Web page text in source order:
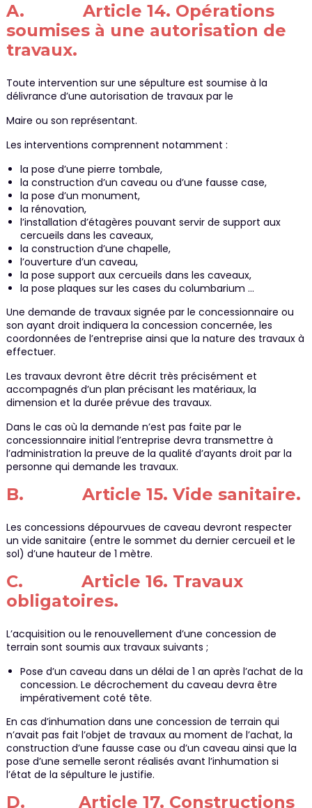
A. Article 14. Opérations
soumises à une autorisation de
travaux.
Toute intervention sur une sépulture est soumise à la
délivrance d’une autorisation de travaux par le
Maire ou son représentant.
Les interventions comprennent notamment :
la pose d’une pierre tombale,
la construction d’un caveau ou d’une fausse case,
la pose d’un monument,
la rénovation,
l’installation d’étagères pouvant servir de support aux
cercueils dans les caveaux,
la construction d’une chapelle,
l’ouverture d’un caveau,
la pose support aux cercueils dans les caveaux,
la pose plaques sur les cases du columbarium …
Une demande de travaux signée par le concessionnaire ou
son ayant droit indiquera la concession concernée, les
coordonnées de l’entreprise ainsi que la nature des travaux à
effectuer.
Les travaux devront être décrit très précisément et
accompagnés d’un plan précisant les matériaux, la
dimension et la durée prévue des travaux.
Dans le cas où la demande n’est pas faite par le
concessionnaire initial l’entreprise devra transmettre à
l’administration la preuve de la qualité d’ayants droit par la
personne qui demande les travaux.
B. Article 15. Vide sanitaire.
Les concessions dépourvues de caveau devront respecter
un vide sanitaire (entre le sommet du dernier cercueil et le
sol) d’une hauteur de 1 mètre.
C. Article 16. Travaux
obligatoires.
L’acquisition ou le renouvellement d’une concession de
terrain sont soumis aux travaux suivants ;
Pose d’un caveau dans un délai de 1 an après l’achat de la
concession. Le décrochement du caveau devra être
impérativement coté tête.
En cas d’inhumation dans une concession de terrain qui
n’avait pas fait l’objet de travaux au moment de l’achat, la
construction d’une fausse case ou d’un caveau ainsi que la
pose d’une semelle seront réalisés avant l’inhumation si
l’état de la sépulture le justifie.
D. Article 17. Constructions